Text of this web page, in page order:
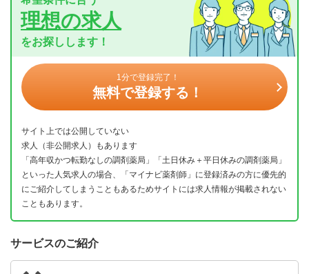
理想の求人
をお探しします！
1分で登録完了！
無料で登録する！
サイト上では公開していない
求人（非公開求人）もあります
「高年収かつ転勤なしの調剤薬局」「土日休み＋平日休みの調剤薬局」
といった人気求人の場合、「マイナビ薬剤師」に登録済みの方に優先的
にご紹介してしまうこともあるためサイトには求人情報が掲載されない
こともあります。
サービスのご紹介